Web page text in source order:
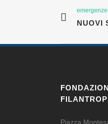
emergenze
NUOVI
Piazza